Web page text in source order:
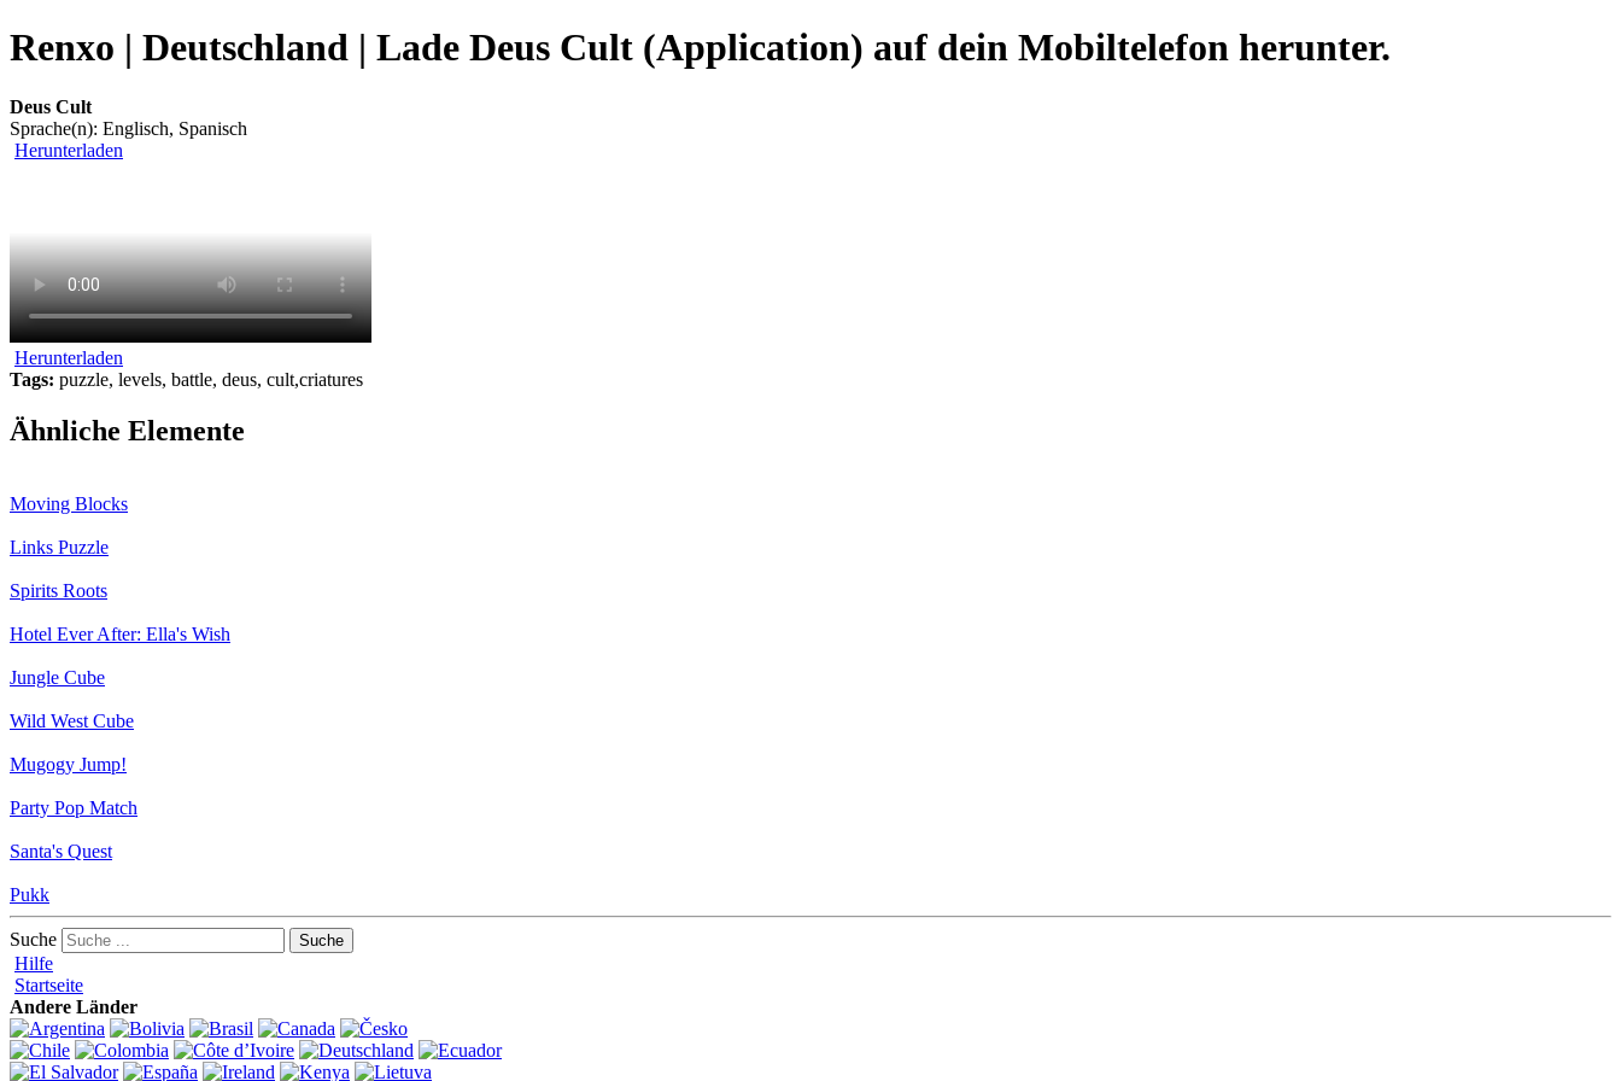
Renxo | Deutschland | Lade Deus Cult (Application) auf dein Mobiltelefon herunter.
Deus Cult
Sprache(n): Englisch, Spanisch
Herunterladen
Herunterladen
Tags: puzzle, levels, battle, deus, cult,criatures
Ähnliche Elemente
Moving Blocks
Links Puzzle
Spirits Roots
Hotel Ever After: Ella's Wish
Jungle Cube
Wild West Cube
Mugogy Jump!
Party Pop Match
Santa's Quest
Pukk
Suche
Hilfe
Startseite
Andere Länder